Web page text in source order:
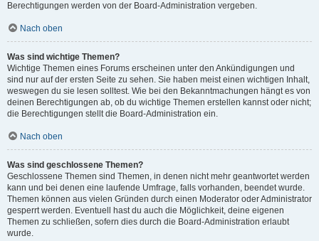
Berechtigungen werden von der Board-Administration vergeben.
Nach oben
Was sind wichtige Themen?
Wichtige Themen eines Forums erscheinen unter den Ankündigungen und
sind nur auf der ersten Seite zu sehen. Sie haben meist einen wichtigen Inhalt,
weswegen du sie lesen solltest. Wie bei den Bekanntmachungen hängt es von
deinen Berechtigungen ab, ob du wichtige Themen erstellen kannst oder nicht;
die Berechtigungen stellt die Board-Administration ein.
Nach oben
Was sind geschlossene Themen?
Geschlossene Themen sind Themen, in denen nicht mehr geantwortet werden
kann und bei denen eine laufende Umfrage, falls vorhanden, beendet wurde.
Themen können aus vielen Gründen durch einen Moderator oder Administrator
gesperrt werden. Eventuell hast du auch die Möglichkeit, deine eigenen
Themen zu schließen, sofern dies durch die Board-Administration erlaubt
wurde.